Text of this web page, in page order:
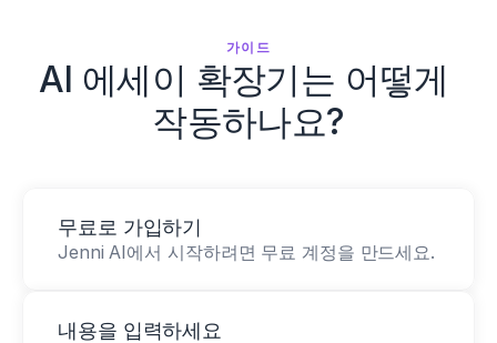
가이드
AI 에세이 확장기는 어떻게
작동하나요?
무료로 가입하기
Jenni AI에서 시작하려면 무료 계정을 만드세요.
내용을 입력하세요